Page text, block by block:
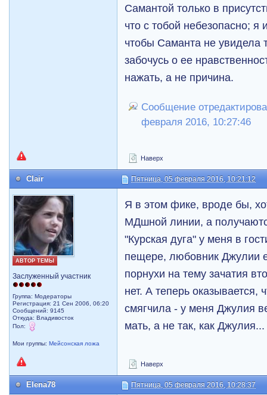
Самантой только в
что с тобой небезопасно;
чтобы Саманта не увидела
забочусь о ее
нажать, а не причина.
Сообщение
февраля 2016, 10:27:46
Наверх
Clair Пятница, 05 февраля 2016, 10:21:12
АВТОР ТЕМЫ
Заслуженный участник
Группа: Модераторы
Регистрация: 21 Сен 2006, 06:20
Сообщений: 9145
Откуда: Владивосток
Пол:
Мои группы:Мейсонская ложа
Я в этом фике, вроде бы,
МДшной линии, а
"Курская дуга" у меня в
пещере, любовник Джулии
порнухи на тему зачатия
нет. А теперь оказывается,
смягчила - у меня Джулия
мать, а не так, как Джулия...
Наверх
Elena78 Пятница, 05 февраля 2016, 10:28:37